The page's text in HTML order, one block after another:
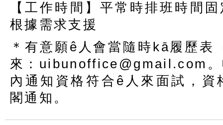
【工作時間】平常時排班時間
根據需求支援
＊有意願ê 人會當隨時 kā履歷表
來： uibunoffice@gmail.com
內通知資格符合 ê 人來面試，資
閣通知。